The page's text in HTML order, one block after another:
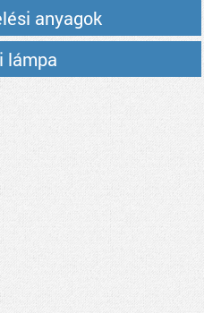
anyagok
lámpa